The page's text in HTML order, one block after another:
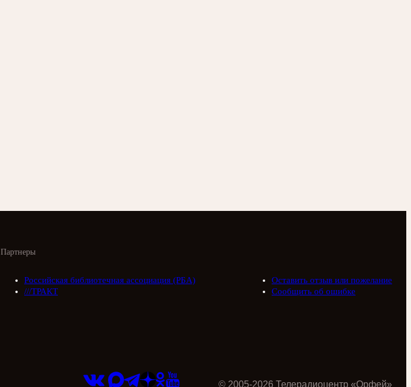
Партнеры
Российская библиотечная ассоциация (РБА)
///ТРАКТ
Оставить отзыв или пожелание
Сообщить об ошибке
© 2005-2026 Телерадиоцентр «Орфей»